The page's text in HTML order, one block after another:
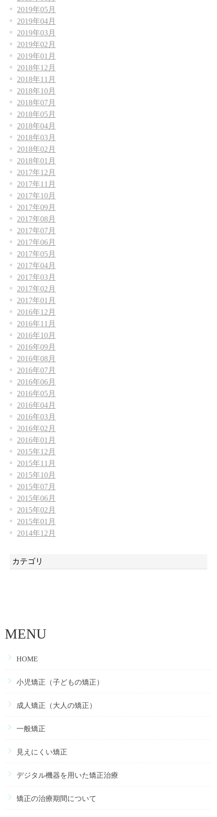
2019年05月
2019年04月
2019年03月
2019年02月
2019年01月
2018年12月
2018年11月
2018年10月
2018年07月
2018年05月
2018年04月
2018年03月
2018年02月
2018年01月
2017年12月
2017年11月
2017年10月
2017年09月
2017年08月
2017年07月
2017年06月
2017年05月
2017年04月
2017年03月
2017年02月
2017年01月
2016年12月
2016年11月
2016年10月
2016年09月
2016年08月
2016年07月
2016年06月
2016年05月
2016年04月
2016年03月
2016年02月
2016年01月
2015年12月
2015年11月
2015年10月
2015年07月
2015年06月
2015年02月
2015年01月
2014年12月
カテゴリ
MENU
HOME
小児矯正（子どもの矯正）
成人矯正（大人の矯正）
一般矯正
見えにくい矯正
デジタル機器を用いた矯正治療
矯正の治療期間について